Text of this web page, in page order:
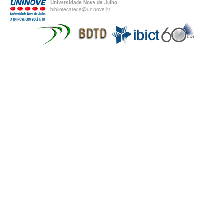
Universidade Nove de Julho
bibliotecatede@uninove.br